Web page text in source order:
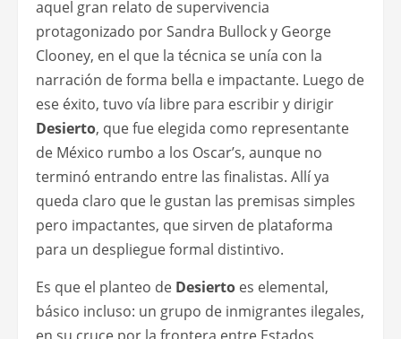
aquel gran relato de supervivencia
protagonizado por Sandra Bullock y George
Clooney, en el que la técnica se unía con la
narración de forma bella e impactante. Luego de
ese éxito, tuvo vía libre para escribir y dirigir
Desierto, que fue elegida como representante
de México rumbo a los Oscar’s, aunque no
terminó entrando entre las finalistas. Allí ya
queda claro que le gustan las premisas simples
pero impactantes, que sirven de plataforma
para un despliegue formal distintivo.
Es que el planteo de Desierto es elemental,
básico incluso: un grupo de inmigrantes ilegales,